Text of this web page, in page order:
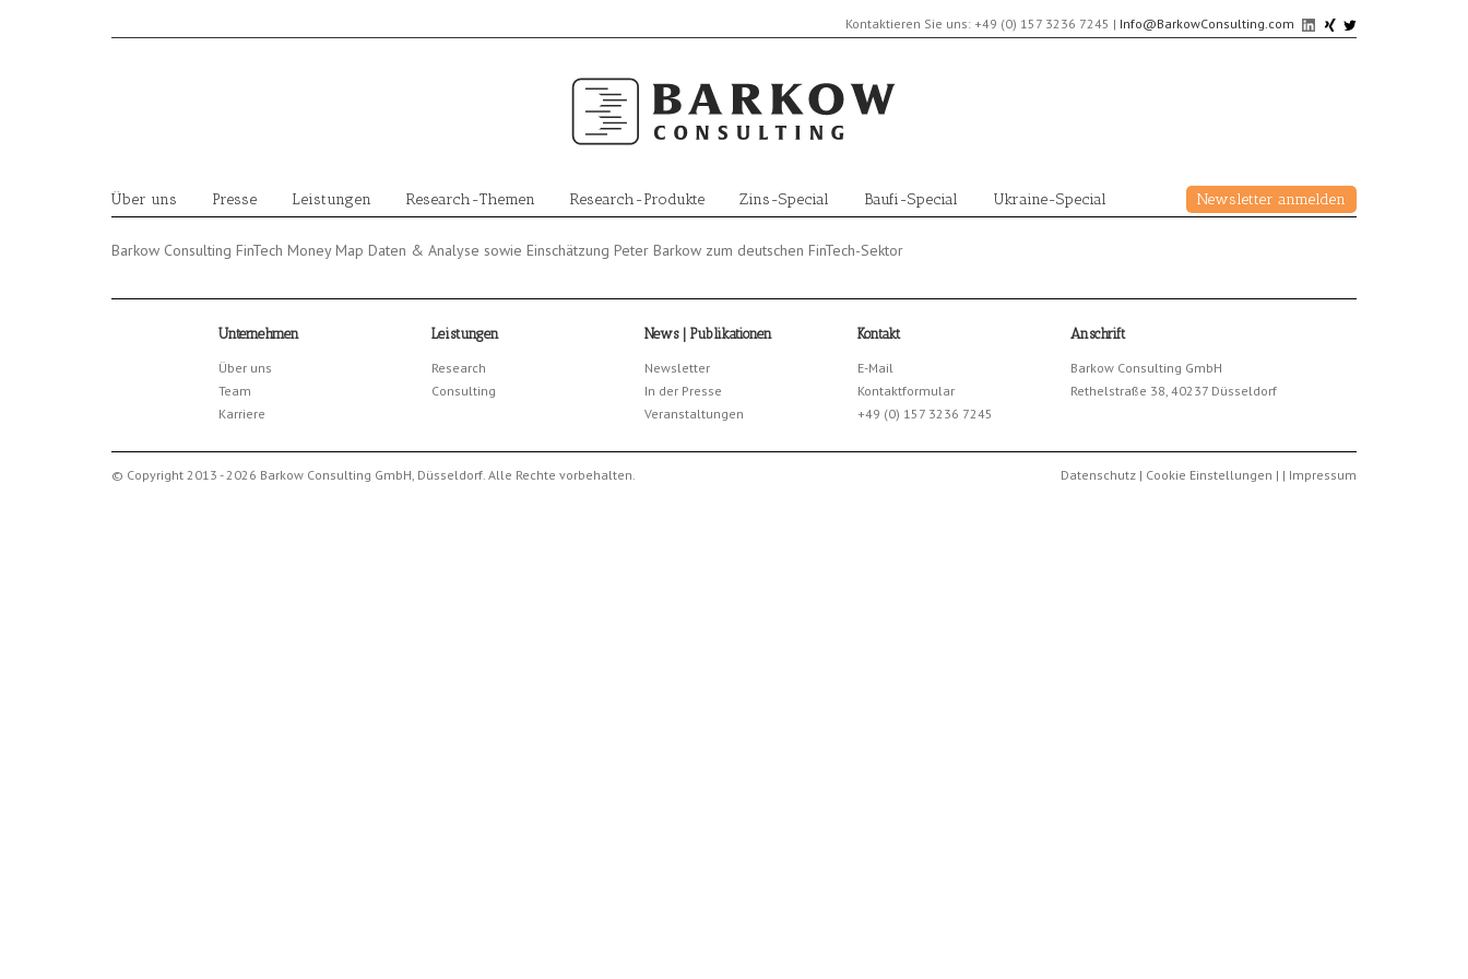
Kontaktieren Sie uns: +49 (0) 157 3236 7245 | Info@BarkowConsulting.com
Über uns Presse Leistungen Research-Themen Research-Produkte Zins-Special Baufi-Special Ukraine-Special Newsletter anmelden
Barkow Consulting FinTech Money Map Daten & Analyse sowie Einschätzung Peter Barkow zum deutschen FinTech-Sektor
Unternehmen
Über uns
Team
Karriere
Leistungen
Research
Consulting
News | Publikationen
Newsletter
In der Presse
Veranstaltungen
Kontakt
E-Mail
Kontaktformular
+49 (0) 157 3236 7245
Anschrift
Barkow Consulting GmbH
Rethelstraße 38, 40237 Düsseldorf
© Copyright 2013 - 2026 Barkow Consulting GmbH, Düsseldorf. Alle Rechte vorbehalten. Datenschutz | Cookie Einstellungen | | Impressum